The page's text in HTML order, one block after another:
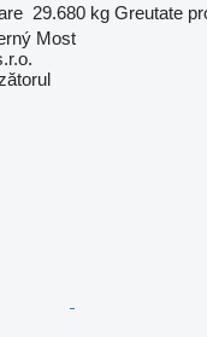
29.680 kg Greutate
Most